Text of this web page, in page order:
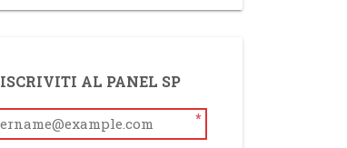
ISCRIVITI AL PANEL SP
*